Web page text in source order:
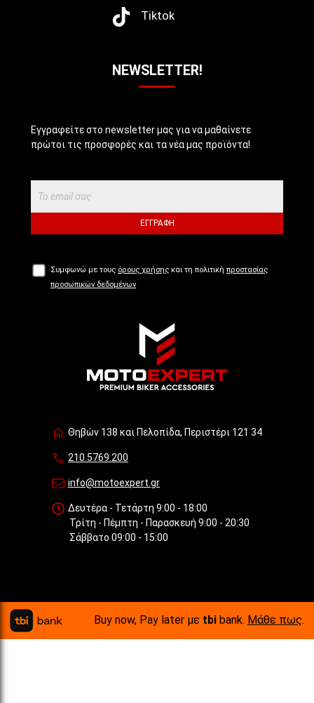
Tiktok
NEWSLETTER!
Εγγραφείτε στο newsletter μας για να μαθαίνετε
πρώτοι τις προσφορές και τα νέα μας προϊόντα!
ΕΓΓΡΑΦΉ
Συμφωνώ με τους όρους χρήσης και τη πολιτική προστασίας
προσωπικών δεδομένων
Θηβών 138 και Πελοπίδα, Περιστέρι 121 34
210.5769.200
info@motoexpert.gr
Δευτέρα - Τετάρτη 9:00 - 18:00
Τρίτη - Πέμπτη - Παρασκευή 9:00 - 20:30
Σάββατο 09:00 - 15:00
Buy now, Pay later με tbi bank. Μάθε πως.